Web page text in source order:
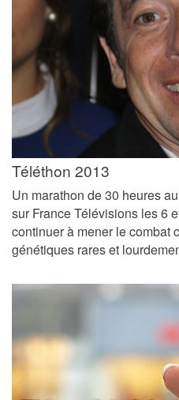
Téléthon 2013
Un marathon de 30 heures
sur France Télévisions les 6
continuer à mener le combat
génétiques rares et